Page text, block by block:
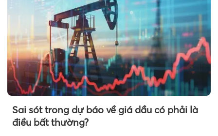
Sai sót trong dự báo về giá dầu có phải là
điều bất thường?